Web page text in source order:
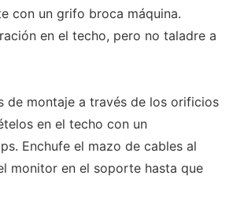
con un grifo broca máquina.
en el techo, pero no taladre a
de montaje a través de los orificios
en el techo con un
Enchufe el mazo de cables al
monitor en el soporte hasta que